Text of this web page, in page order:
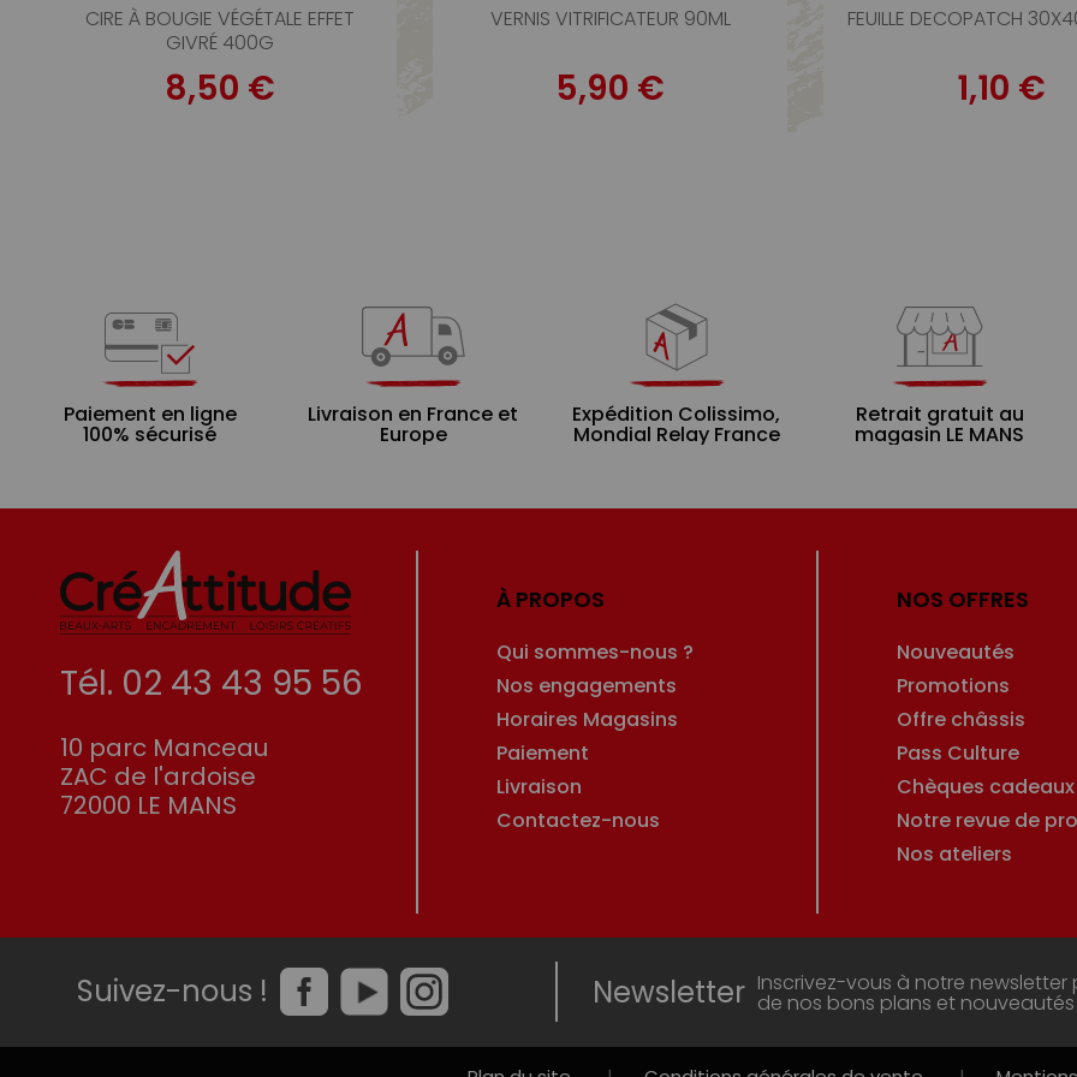
CIRE À BOUGIE VÉGÉTALE EFFET
GIVRÉ 400G
8,50 €
VERNIS VITRIFICATEUR 90ML
5,90 €
FEUILLE DECOPATCH
1,10 €
Paiement en ligne
100% sécurisé
Livraison en France et
Europe
Expédition Colissimo,
Mondial Relay France
Retrait gratuit au
magasin LE MANS
Tél. 02 43 43 95 56
10 parc Manceau
ZAC de l'ardoise
72000 LE MANS
À PROPOS
Qui sommes-nous ?
Nos engagements
Horaires Magasins
Paiement
Livraison
Contactez-nous
NOS OFFRES
Nouveautés
Promotions
Offre châssis
Pass Culture
Chèques cadeaux
Notre revue de
Nos ateliers
Suivez-nous ! Newsletter Inscrivez-vous à notre newsletter
de nos bons plans et nouveautés